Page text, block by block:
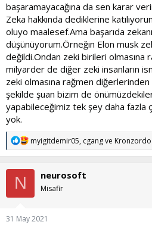
başaramayacağına da sen karar
Zeka hakkında dediklerine
oluyo maalesef.Ama başarıda
düşünüyorum.Örneğin Elon musk
değildi.Ondan zeki birileri olmasına
milyarder de diğer zeki insanların
zeki olmasına rağmen diğerlerinden
şekilde şuan bizim de
yapabileceğimiz tek şey daha fazla
yok.
T
p
k
e
myigitdemir05, cgangve Kronzordo
N neurosoft
Misafir
31 May 2021